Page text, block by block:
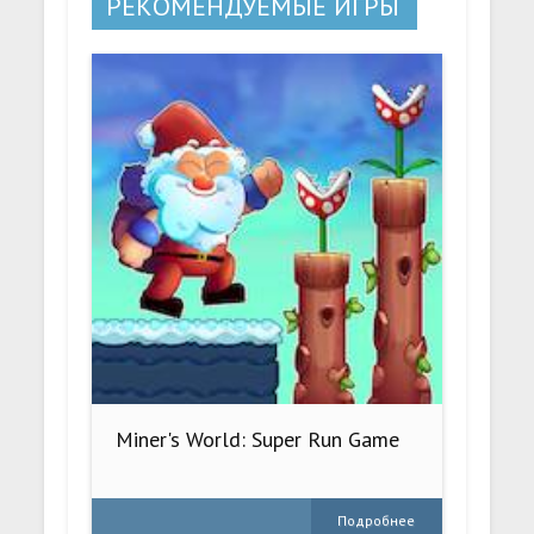
Miner's World: Super Run Game
Подробнее